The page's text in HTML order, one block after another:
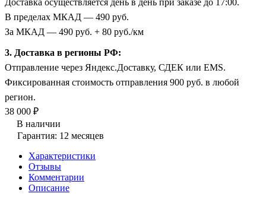
В пределах МКАД — 490 руб.
За МКАД — 490 руб. + 80 руб./км
3. Доставка в регионы РФ:
Отправление через Яндекс.Доставку, СДЕК или EMS.
Фиксированная стоимость отправления 900 руб. в любой
регион.
38 000 ₽
В наличии
Гарантия: 12 месяцев
Характеристики
Отзывы
Комментарии
Описание